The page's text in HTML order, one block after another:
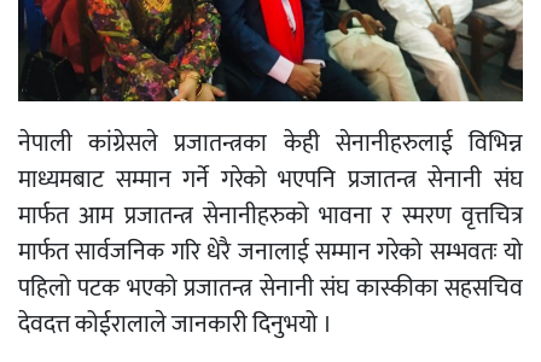
नेपाली कांग्रेसले प्रजातन्त्रका केही सेनानीहरुलाई विभिन्न
माध्यमबाट सम्मान गर्ने गरेको भएपनि प्रजातन्त्र सेनानी संघ
मार्फत आम प्रजातन्त्र सेनानीहरुको भावना र स्मरण वृत्तचित्र
मार्फत सार्वजनिक गरि धेरै जनालाई सम्मान गरेको सम्भवतः यो
पहिलो पटक भएको प्रजातन्त्र सेनानी संघ कास्कीका सहसचिव
देवदत्त कोईरालाले जानकारी दिनुभयो ।